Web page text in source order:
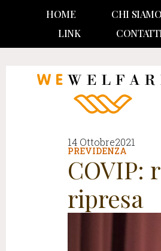
HOME CHI SIAMO
LINK
14 Ottobre2021
PREVIDENZA
COVIP:
ripresa